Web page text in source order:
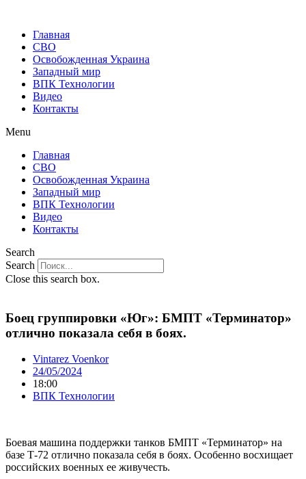
Главная
СВО
Освобожденная Украина
Западный мир
ВПК Технологии
Видео
Контакты
Menu
Главная
СВО
Освобожденная Украина
Западный мир
ВПК Технологии
Видео
Контакты
Search
Search
Close this search box.
Боец группировки «Юг»: БМПТ «Терминатор»
отлично показала себя в боях.
Vintarez Voenkor
24/05/2024
18:00
ВПК Технологии
Боевая машина поддержки танков БМПТ «Терминатор» на
базе Т-72 отлично показала себя в боях. Особенно восхищает
российских военных ее живучесть.